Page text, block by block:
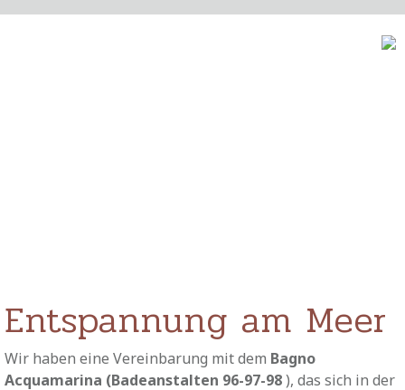
Entspannung am Meer
Wir haben eine Vereinbarung mit dem Bagno
Acquamarina (Badeanstalten 96-97-98), das sich in der